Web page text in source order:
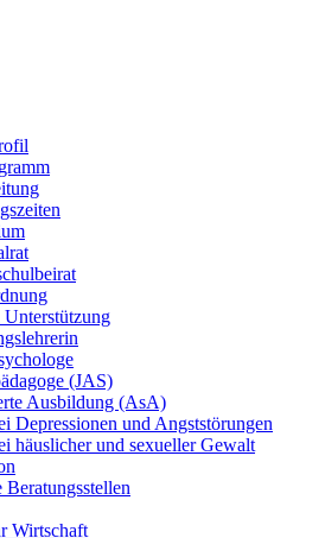
(JAS)
Ausbildung (AsA)
Depressionen und Angststörungen
häuslicher und sexueller Gewalt
Beratungsstellen
Wirtschaft